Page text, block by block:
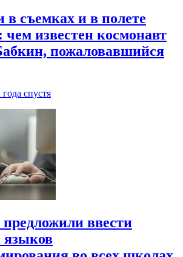
в съемках и в полете
чем известен космонавт
пожаловавшийся
года спустя
ввести
языков